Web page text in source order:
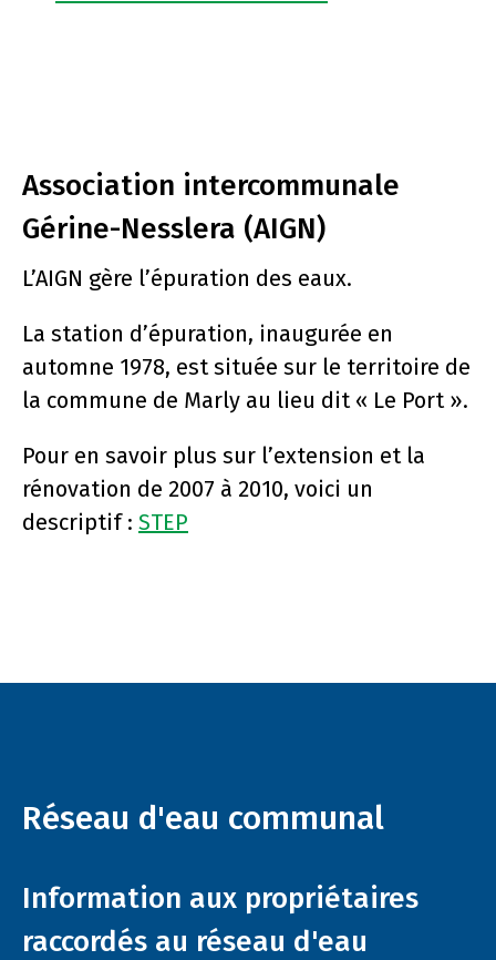
Association intercommunale
Gérine-Nesslera (AIGN)
L’AIGN gère l’épuration des eaux.
La station d’épuration, inaugurée en
automne 1978, est située sur le territoire de
la commune de Marly au lieu dit « Le Port ».
Pour en savoir plus sur l’extension et la
rénovation de 2007 à 2010, voici un
descriptif : STEP
Réseau d'eau communal
Information aux propriétaires
raccordés au réseau d'eau